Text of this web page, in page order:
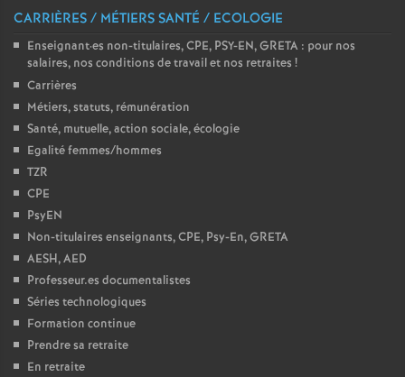
r
é
CARRIÈRES / MÉTIERS SANTÉ / ECOLOGIE
Enseignant·es non-titulaires, CPE, PSY-EN, GRETA : pour nos
salaires, nos conditions de travail et nos retraites !
Carrières
Métiers, statuts, rémunération
Santé, mutuelle, action sociale, écologie
Egalité femmes/hommes
TZR
CPE
PsyEN
Non-titulaires enseignants, CPE, Psy-En, GRETA
AESH, AED
Professeur.es documentalistes
Séries technologiques
Formation continue
Prendre sa retraite
En retraite